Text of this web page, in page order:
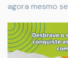
agora mesmo